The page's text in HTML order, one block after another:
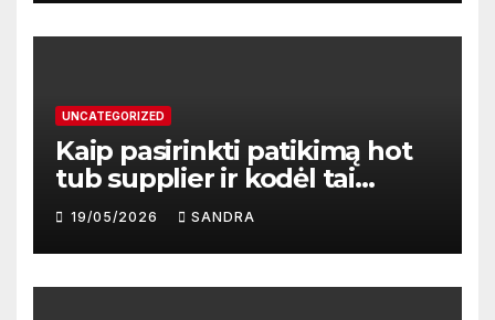
UNCATEGORIZED
Kaip pasirinkti patikimą hot
tub supplier ir kodėl tai
svarbu?
19/05/2026 SANDRA